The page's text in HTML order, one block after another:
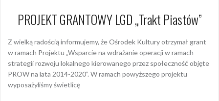
PROJEKT GRANTOWY LGD „Trakt Piastów”
Z wielką radością informujemy, że Ośrodek Kultury otrzymał grant
w ramach Projektu „Wsparcie na wdrażanie operacji w ramach
strategii rozwoju lokalnego kierowanego przez społeczność objęte
PROW na lata 2014-2020”. W ramach powyższego projektu
wyposażyliśmy świetlicę